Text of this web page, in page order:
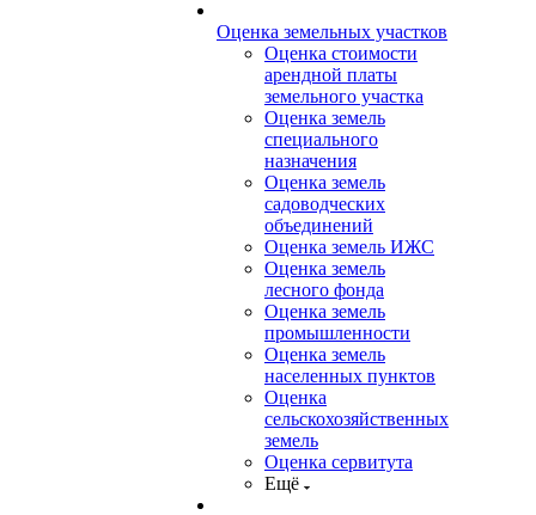
Оценка земельных участков
Оценка стоимости
арендной платы
земельного участка
Оценка земель
специального
назначения
Оценка земель
садоводческих
объединений
Оценка земель ИЖС
Оценка земель
лесного фонда
Оценка земель
промышленности
Оценка земель
населенных пунктов
Оценка
сельскохозяйственных
земель
Оценка сервитута
Ещё